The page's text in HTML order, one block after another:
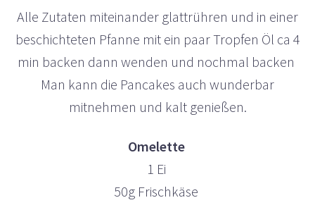
Alle Zutaten miteinander glattrühren und in einer
beschichteten Pfanne mit ein paar Tropfen Öl ca 4
min backen dann wenden und nochmal backen
Man kann die Pancakes auch wunderbar
mitnehmen und kalt genießen.
Omelette
1 Ei
50g Frischkäse